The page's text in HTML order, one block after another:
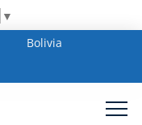
▼
Bolivia